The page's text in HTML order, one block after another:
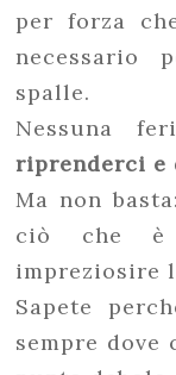
per forza
necessario
spalle.
Nessuna
riprenderci e
Ma non
ciò che è
impreziosire
Sapete
sempre